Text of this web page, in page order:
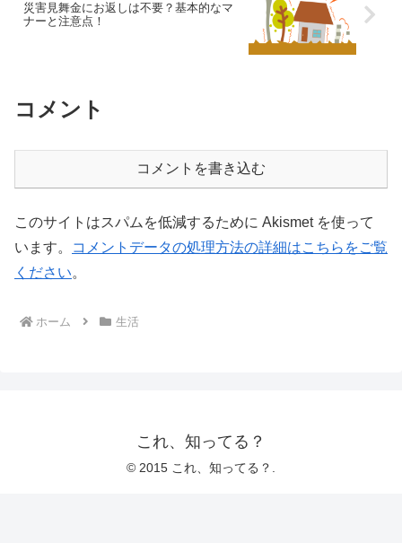
災害見舞金にお返しは不要？基本的なマ
ナーと注意点！
コメント
コメントを書き込む
このサイトはスパムを低減するために Akismet を使って
います。
コメントデータの処理方法の詳細はこちらをご覧
ください。
ホーム 生活
これ、知ってる？
© 2015 これ、知ってる？.